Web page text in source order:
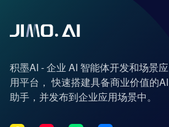
积墨AI - 企业 AI 智能体开发和场景应
用平台， 快速搭建具备商业价值的AI
助手，并发布到企业应用场景中。